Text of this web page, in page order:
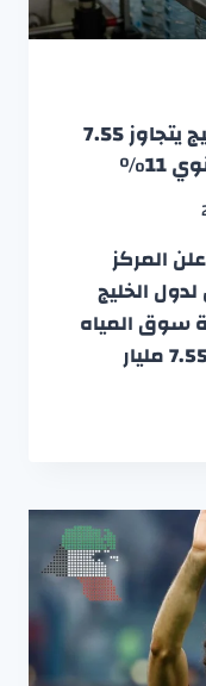
سوق المياه المعبأة في الخليج يتجاوز 7.55
المركز
الخليج
سوق المياه
المعبأة في دول الخليج بلغت 7.55 مليار